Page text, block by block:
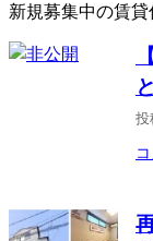
新規募集中の賃
投